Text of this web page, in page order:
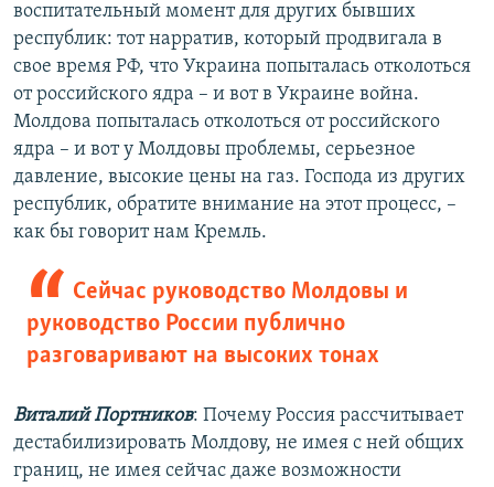
воспитательный момент для других бывших
республик: тот нарратив, который продвигала в
свое время РФ, что Украина попыталась отколоться
от российского ядра – и вот в Украине война.
Молдова попыталась отколоться от российского
ядра – и вот у Молдовы проблемы, серьезное
давление, высокие цены на газ. Господа из других
республик, обратите внимание на этот процесс, –
как бы говорит нам Кремль.
Сейчас руководство Молдовы и
руководство России публично
разговаривают на высоких тонах
Виталий Портников: Почему Россия рассчитывает
дестабилизировать Молдову, не имея с ней общих
границ, не имея сейчас даже возможности